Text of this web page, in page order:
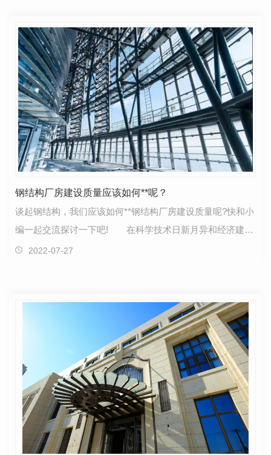
钢结构厂房建设质量应该如何**呢？
谈起钢结构，我们应该如何**钢结构厂房建设质量呢?快和小
编一起交流探讨一下吧! 在科学技术日新月异和经济建设
高度发展的现在，平时，屡屡有建筑工程质量问题…
2022-07-27